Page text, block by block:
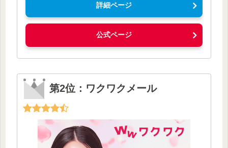
詳細ページ
公式ページ
第2位：ワクワクメール